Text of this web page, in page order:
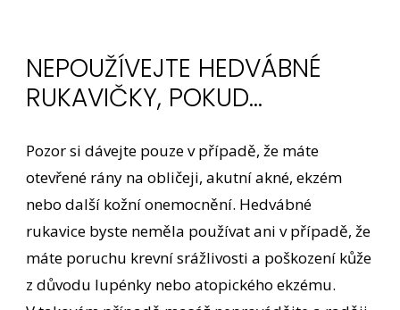
NEPOUŽÍVEJTE HEDVÁBNÉ
RUKAVIČKY, POKUD…
Pozor si dávejte pouze v případě, že máte
otevřené rány na obličeji, akutní akné, ekzém
nebo další kožní onemocnění. Hedvábné
rukavice byste neměla používat ani v případě, že
máte poruchu krevní srážlivosti a poškození kůže
z důvodu lupénky nebo atopického ekzému.